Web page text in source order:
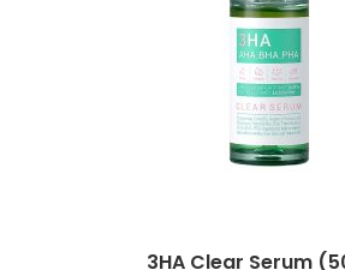
3HA Clear Serum